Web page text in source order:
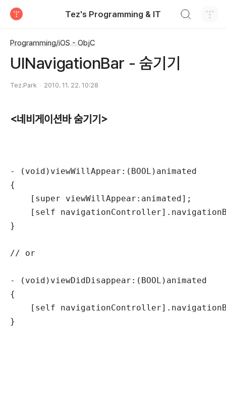
Tez's Programming & IT
Programming/iOS - ObjC
UINavigationBar - 숨기기
Tez.Park 2010. 11. 22. 10:28
<네비게이션바 숨기기>
- (void)viewWillAppear:(BOOL)animated
{
    [super viewWillAppear:animated];
[self
}
// or
- (void)viewDidDisappear:(BOOL)animated
{
[self
}